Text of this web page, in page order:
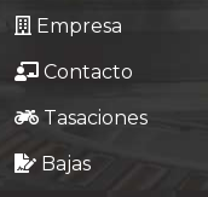
Empresa
Contacto
Tasaciones
Bajas